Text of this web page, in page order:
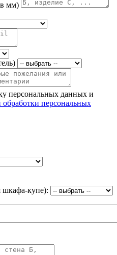
мм)
персональных данных и
персональных
шкафа-купе):